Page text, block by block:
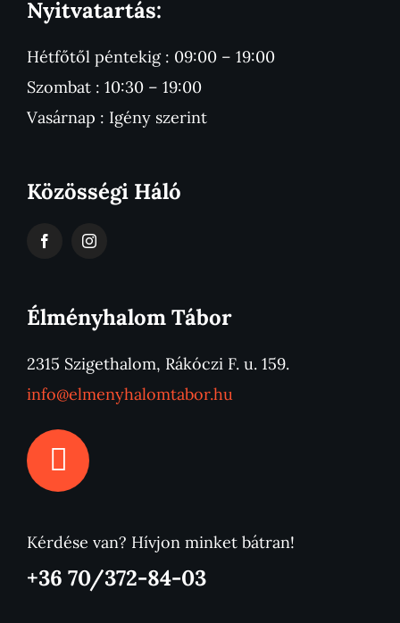
Nyitvatartás:
Hétfőtől péntekig : 09:00 – 19:00
Szombat : 10:30 – 19:00
Vasárnap : Igény szerint
Közösségi Háló
Élményhalom Tábor
2315 Szigethalom, Rákóczi F. u. 159.
info@elmenyhalomtabor.hu
Kérdése van? Hívjon minket bátran!
+36 70/372-84-03